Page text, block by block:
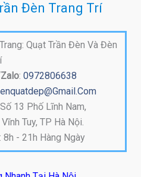
Đèn Trang Trí
Quạt Trần Đèn Và Đèn
: 0972806638
13 Phố Lĩnh Nam,
Tuy, TP Hà Nội.
: 8h - 21h Hàng Ngày